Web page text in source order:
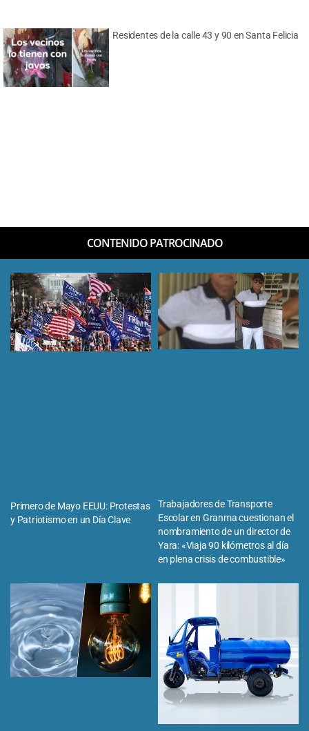
Residentes de la calle 43 y 90 en Santa Felicia
CONTENIDO PATROCINADO
Primero de Mayo EEUU: Protestas
y Patriotismo en un Día Clave
Trabajadores de Transporte
Escolar en Granma cuestionan el
nombramiento de un director de
Yara: «Viaja 90 kilómetros al día
en plena crisis de combustible»